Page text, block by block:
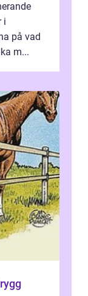
i
på vad
m...